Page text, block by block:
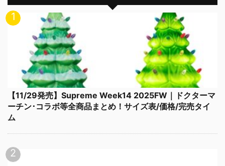
【11/29発売】Supreme Week14 2025FW｜ドクターマ
ーチン･コラボ等全商品まとめ！サイズ表/価格/完売タイ
ム